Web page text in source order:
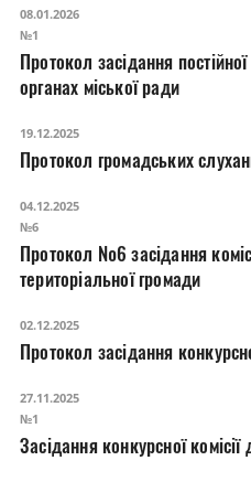
08.01.2026
№1
Протокол засідання постійної комісії з питань реалізації державної регуляторної
органах міської ради
19.12.2025
Протокол громадських
04.12.2025
№6
Протокол №6 засідання
територіальної громади
02.12.2025
Протокол засідання
27.11.2025
№1
Засідання конкурсної